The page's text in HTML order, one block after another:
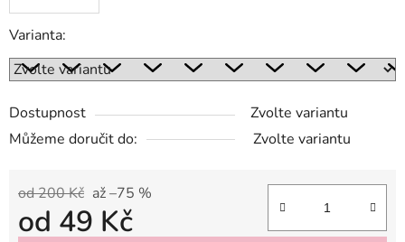
Varianta:
Dostupnost
Zvolte variantu
Můžeme doručit do:
Zvolte variantu
od 200 Kč až –75 %
od 49 Kč